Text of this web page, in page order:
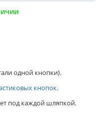
одной кнопки).
кнопок.
под каждой шляпкой.